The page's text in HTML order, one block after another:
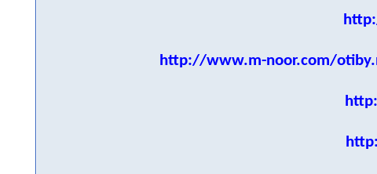
http://www.m-noor.com/